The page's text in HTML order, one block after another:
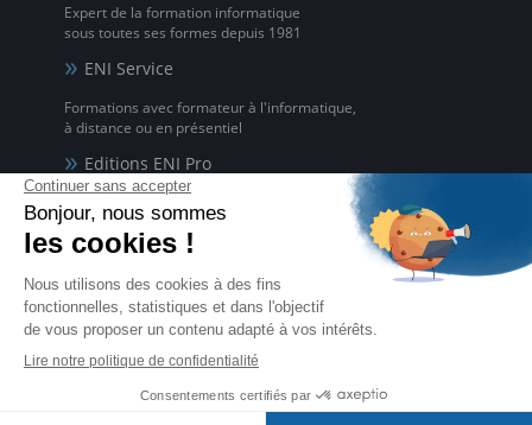
Expert de la formation informatique
sous toutes ses formes depuis 1981
ENI Service
Formations avec formateur à l'informatique,
à distance ou en présentiel
Editions ENI Pro
pour les organismes de formation
ENI elearning
La solution de formation à l'informatique en ligne,
disponible en 5 langues
Certifications ENI
Certifications à l'informatique
éligibles CPF et reconnues par l'État